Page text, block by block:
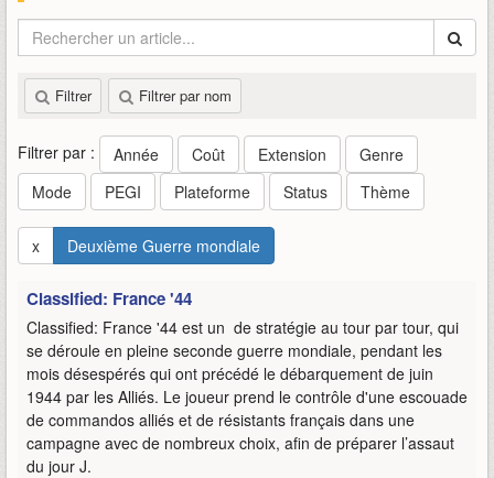
Filtrer Filtrer par nom
Filtrer par : Année Coût Extension
Genre
Mode
PEGI Plateforme Status Thème
x Deuxième Guerre mondiale
Classified: France '44
Classified: France '44 est un de stratégie au tour par tour, qui
se déroule en pleine seconde guerre mondiale, pendant les
mois désespérés qui ont précédé le débarquement de juin
1944 par les Alliés. Le joueur prend le contrôle d'une escouade
de commandos alliés et de résistants français dans une
campagne avec de nombreux choix, afin de préparer l’assaut
du jour J.